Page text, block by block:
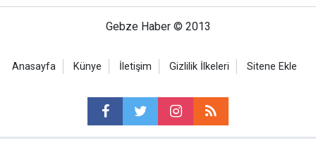
Gebze Haber © 2013
Anasayfa Künye İletişim Gizlilik İlkeleri Sitene Ekle